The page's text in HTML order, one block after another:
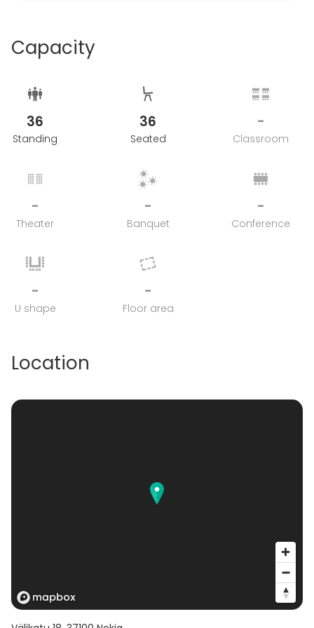
Capacity
36
Standing
36
Seated
-
Classroom
-
Theater
-
Banquet
-
Conference
-
U shape
-
Floor area
Location